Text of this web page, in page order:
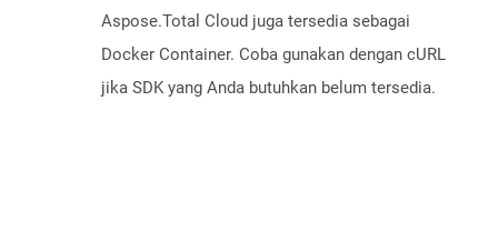
Aspose.Total Cloud juga tersedia sebagai
Docker Container. Coba gunakan dengan cURL
jika SDK yang Anda butuhkan belum tersedia.